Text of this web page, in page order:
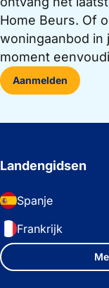
Home Beurs. Of
woningaanbod in
moment
Aanmelden
Landengidsen
Spanje
Frankrijk